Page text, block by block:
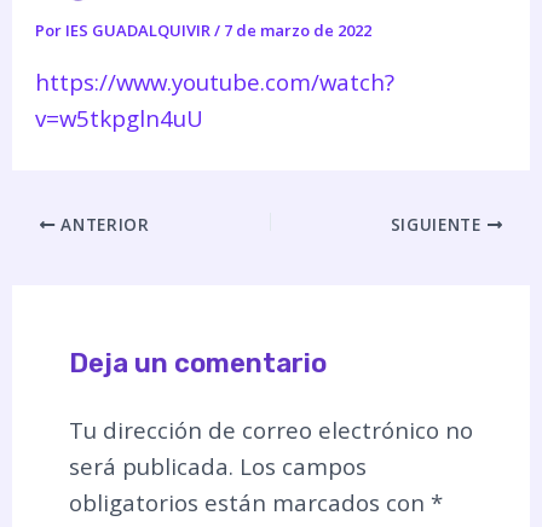
Por IES GUADALQUIVIR/ 7 de marzo de 2022
https://www.youtube.com/watch?
v=w5tkpgln4uU
ANTERIOR SIGUIENTE
Deja un comentario
Tu dirección de correo electrónico no
será publicada. Los campos
obligatorios están marcados con *